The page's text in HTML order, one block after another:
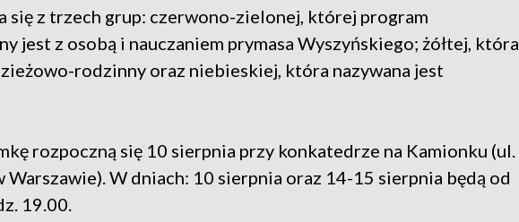
się z trzech grup: czerwono-zielonej, której program
jest z osobą i nauczaniem prymasa Wyszyńskiego; żółtej, która
rodzinny oraz niebieskiej, która nazywana jest
rozpoczną się 10 sierpnia przy konkatedrze na Kamionku (ul.
Warszawie). W dniach: 10 sierpnia oraz 14-15 sierpnia będą od
19.00.